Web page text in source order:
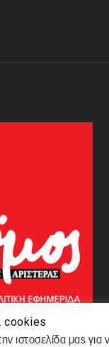
cookies
ιστοσελίδα μας για